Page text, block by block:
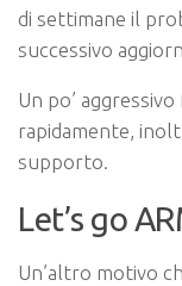
di settimane il
successivo
Un po’
rapidamente,
supporto.
Let’s go
Un’altro motivo